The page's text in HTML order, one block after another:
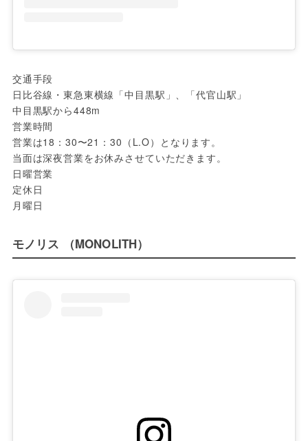
交通手段
日比谷線・東急東横線「中目黒駅」、「代官山駅」
中目黒駅から448m
営業時間
営業は18：30〜21：30（L.O）となります。
当面は深夜営業をお休みさせていただきます。
日曜営業
定休日
月曜日
モノリス （MONOLITH）